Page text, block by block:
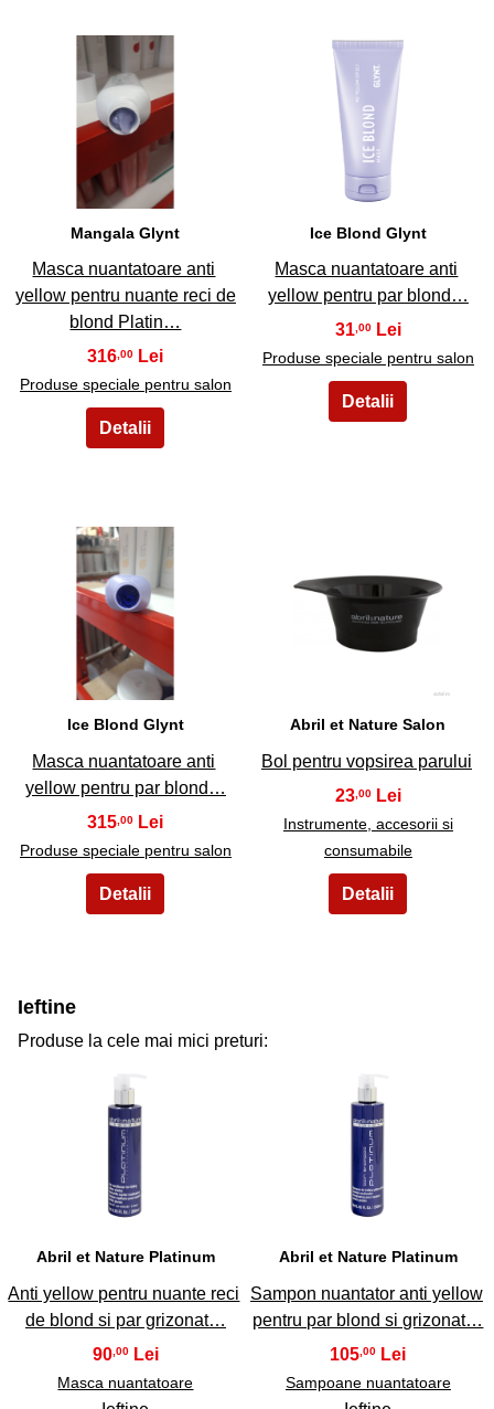
27
Mangala Glynt
Masca nuantatoare anti
yellow pentru nuante reci de
blond Platin…
316 ,00
Produse speciale pentru salon
28
Ice Blond Glynt
Masca nuantatoare anti
yellow pentru par blond…
31 ,00
Produse speciale pentru salon
Ice Blond Glynt
Masca nuantatoare anti
yellow pentru par blond…
315 ,00
Produse speciale pentru salon
30
Abril et Nature Salon
Bol pentru vopsirea parului
23 ,00
Instrumente, accesorii si
consumabile
Ieftine
Produse la cele mai mici preturi:
31
Abril et Nature Platinum
Anti yellow pentru nuante reci
de blond si par grizonat…
90,00
Masca nuantatoare
32
Abril et Nature Platinum
Sampon nuantator anti yellow
pentru par blond si grizonat…
105,00
Sampoane nuantatoare